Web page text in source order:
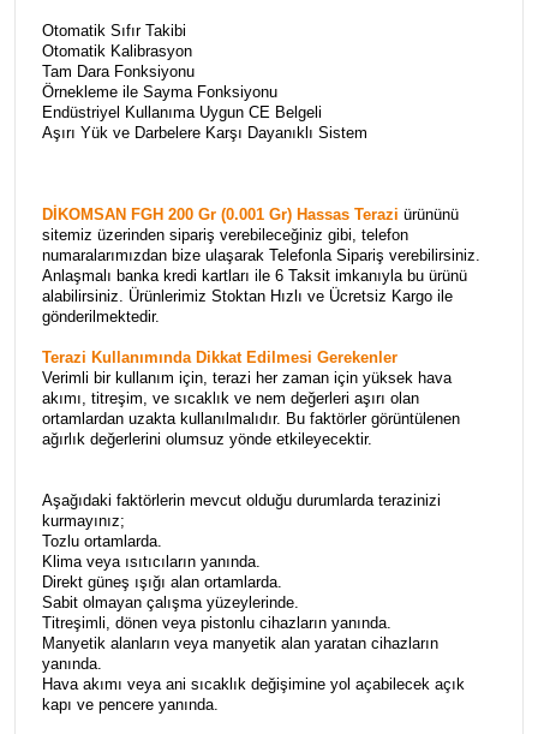
Otomatik Sıfır Takibi
Otomatik Kalibrasyon
Tam Dara Fonksiyonu
Örnekleme ile Sayma Fonksiyonu
Endüstriyel Kullanıma Uygun CE Belgeli
Aşırı Yük ve Darbelere Karşı Dayanıklı Sistem
DİKOMSAN FGH 200 Gr (0.001 Gr) Hassas Terazi ürününü
sitemiz üzerinden sipariş verebileceğiniz gibi, telefon
numaralarımızdan bize ulaşarak Telefonla Sipariş verebilirsiniz.
Anlaşmalı banka kredi kartları ile 6 Taksit imkanıyla bu ürünü
alabilirsiniz. Ürünlerimiz Stoktan Hızlı ve Ücretsiz Kargo ile
gönderilmektedir.
Terazi Kullanımında Dikkat Edilmesi Gerekenler
Verimli bir kullanım için, terazi her zaman için yüksek hava
akımı, titreşim, ve sıcaklık ve nem değerleri aşırı olan
ortamlardan uzakta kullanılmalıdır. Bu faktörler görüntülenen
ağırlık değerlerini olumsuz yönde etkileyecektir.
Aşağıdaki faktörlerin mevcut olduğu durumlarda terazinizi
kurmayınız;
Tozlu ortamlarda.
Klima veya ısıtıcıların yanında.
Direkt güneş ışığı alan ortamlarda.
Sabit olmayan çalışma yüzeylerinde.
Titreşimli, dönen veya pistonlu cihazların yanında.
Manyetik alanların veya manyetik alan yaratan cihazların
yanında.
Hava akımı veya ani sıcaklık değişimine yol açabilecek açık
kapı ve pencere yanında.